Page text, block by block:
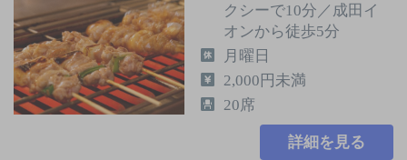
クシーで10分／成田イ
オンから徒歩5分
月曜日
2,000円未満
20席
詳細を見る